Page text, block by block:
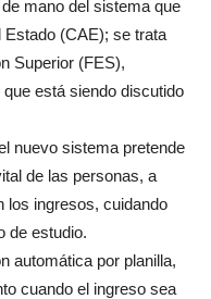
mano del sistema que
Estado (CAE); se trata
Superior (FES),
está siendo discutido
nuevo sistema pretende
de las personas, a
los ingresos, cuidando
de estudio.
automática por planilla,
cuando el ingreso sea